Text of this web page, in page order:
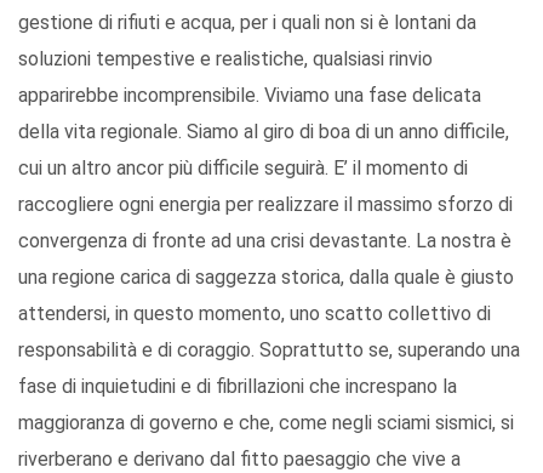
gestione di rifiuti e acqua, per i quali non si è lontani da
soluzioni tempestive e realistiche, qualsiasi rinvio
apparirebbe incomprensibile. Viviamo una fase delicata
della vita regionale. Siamo al giro di boa di un anno difficile,
cui un altro ancor più difficile seguirà. E’ il momento di
raccogliere ogni energia per realizzare il massimo sforzo di
convergenza di fronte ad una crisi devastante. La nostra è
una regione carica di saggezza storica, dalla quale è giusto
attendersi, in questo momento, uno scatto collettivo di
responsabilità e di coraggio. Soprattutto se, superando una
fase di inquietudini e di fibrillazioni che increspano la
maggioranza di governo e che, come negli sciami sismici, si
riverberano e derivano dal fitto paesaggio che vive a